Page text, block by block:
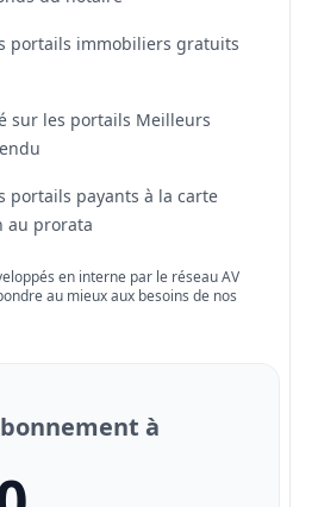
portails immobiliers gratuits
sur les portails Meilleurs
portails payants à la carte
au prorata
en interne par le réseau AV
au mieux aux besoins de nos
à